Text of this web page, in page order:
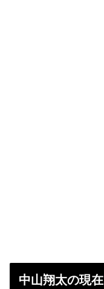
中山翔太の現在